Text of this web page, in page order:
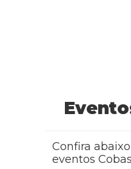
Confira
eventos